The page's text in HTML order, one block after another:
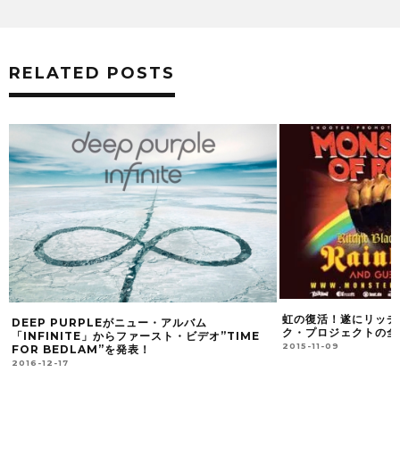
RELATED POSTS
虹の復活！遂にリッチー・ブラックモアのロッ
ク・プロジェクトの全容が明らかに！
2015-11-09
リッチー・ブラック
び！「
ストア版がブルーレ